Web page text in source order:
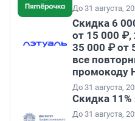
До 31 августа,
Скидка 6
от 15 000 ₽,
35 000 ₽ от
все
промокоду
До 31 августа,
Скидка 11%
До 31 августа,